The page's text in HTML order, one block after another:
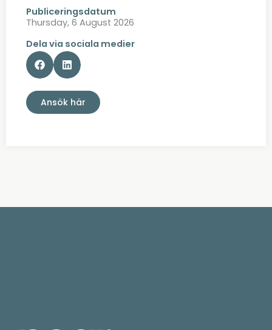
Publiceringsdatum
Thursday, 6 August 2026
Dela via sociala medier
Ansök här